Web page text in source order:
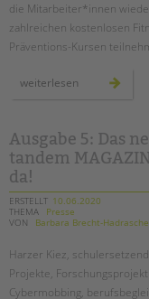
Zertfikatskurse
Seminarkalender
PROFIL |
Bereiche im Überblick
Kinder- und
Unsere Videos
schoolcoach BTL
tandem international
die Mitarbeiter*innen
zahlreichen kostenlosen
Präventions-Kursen
weiterlesen zweiter
digitaler
tandem
btl
Ausgabe 5: Das
tandem
da!
ERSTELLT 10.06.2020
THEMA
Presse
VON
Barbara Brecht-
Harzer Kiez,
Projekte,
Cybermobbing,